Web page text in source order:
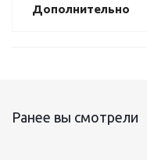
Дополнительно
Ранее вы смотрели